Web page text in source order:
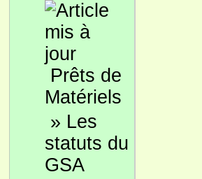
Prêts de
Matériels
» Les
statuts du
GSA